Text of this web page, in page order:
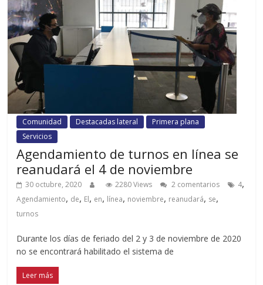
Comunidad Destacadas lateral
Primera plana
Servicios
Agendamiento de turnos en línea se
reanudará el 4 de noviembre
30 octubre, 2020 2280 Views 2 comentarios 4,
Agendamiento, de, El, en, línea, noviembre, reanudará, se,
turnos
Durante los días de feriado del 2 y 3 de noviembre de 2020
no se encontrará habilitado el sistema de
Leer más